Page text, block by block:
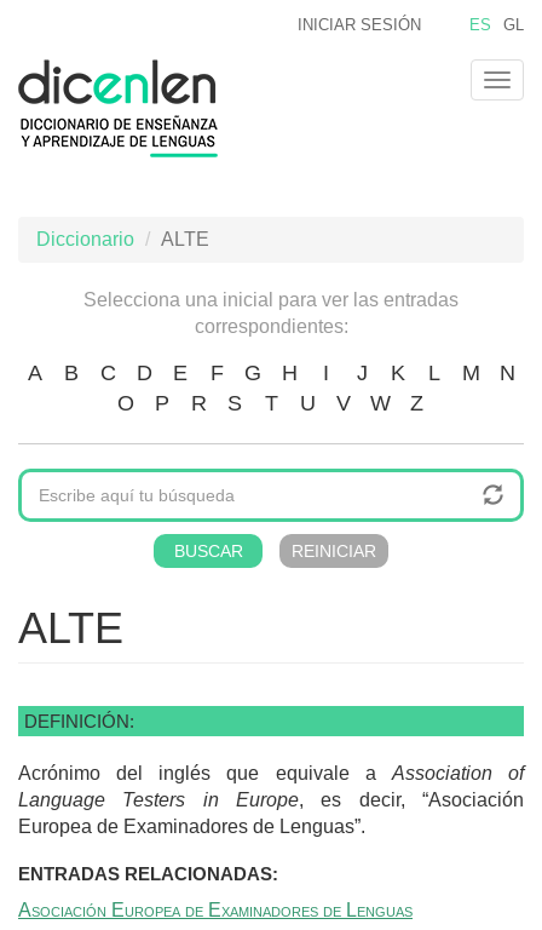
contenido
principal
ES GL
INICIAR SESIÓN
Diccionario ALTE
Selecciona una inicial para ver las entradas
correspondientes:
A B C D E F G H I J K L M
N
O
P R S T U V W Z
ALTE
DEFINICIÓN:
Acrónimo del inglés que equivale a Association of
Language Testers in Europe, es decir, “Asociación
Europea de Examinadores de Lenguas”.
ENTRADAS RELACIONADAS:
Asociación Europea de Examinadores de Lenguas